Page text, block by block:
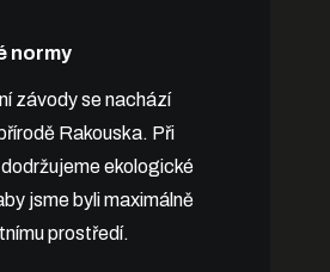
normy
závody se nachází
Rakouska. Při
ekologické
jsme byli maximálně
prostředí.